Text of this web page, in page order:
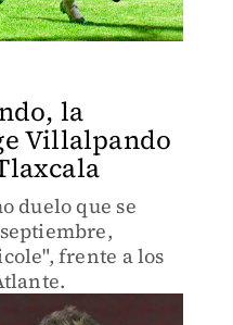
la
Villalpando
duelo que se
frente a los